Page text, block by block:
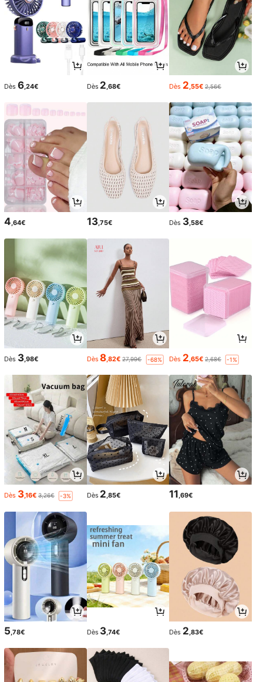
Dès 6,24€ Dès 2 ,68€ Dès 2 ,55€ 2,56€
4,64€ 13,75€ Dès 3,58€
Dès 3,98€ Dès8,82€ 27,99€ -68% Dès 2,65€ 2,68€ -1%
Dès 3,16€ 3,26€ -3% Dès 2,85€ 11,69€
5 ,78€ Dès 3 ,74€ Dès 2 ,83€